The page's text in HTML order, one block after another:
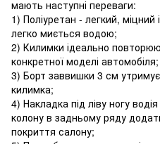
мають наступні переваги:
1) Поліуретан - легкий, міцний
легко миється водою;
2) Килимки ідеально
конкретної моделі автомобіля;
3) Борт заввишки 3 см
килимка;
4) Накладка під ліву ногу
колону в задньому ряду
покриття салону;